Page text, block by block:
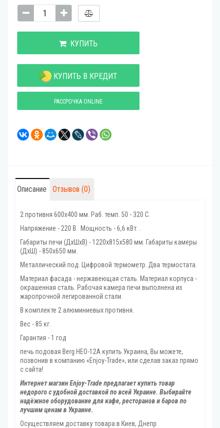
КУПИТЬ
КУПИТЬ В КРЕДИТ
РАССРОЧКА ONLINE
Описание Отзывов (0)
2 противня 600х400 мм. Раб. темп. 50 - 320 C.
Напряжение - 220 В. Мощность - 6,6 кВт. .
Габариты печи (ДхШхВ) - 1220х815х580 мм. Габариты камеры
(ДхШ) - 850х650 мм.
Металлический под. Цифровой термометр. Два термостата.
Материал фасада - нержавеющая сталь. Материал корпуса -
окрашенная сталь. Рабочая камера печи выполнена из
жаропрочной легированной стали.
В комплекте 2 алюминиевых противня.
Вес - 85 кг.
Гарантия - 1 год
печь подовая Berg HEO-12A купить Украина, Вы можете,
позвонив в компанию «Enjoy-Trade», или сделав заказ прямо
с сайта!
Интернет магзин Enjoy-Trade предлагает купить товар
недорого с удобной доставкой по всей Украине. Выбирайте
надёжное оборудование для кафе, ресторанов и баров по
лучшим ценам в Украине.
Осуществляем доставку товара в Киев, Днепр